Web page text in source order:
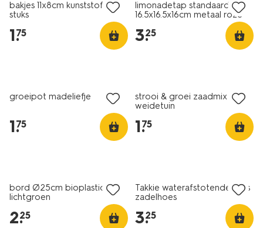
bakjes 11x8cm kunststof - 2
stuks
1.
75
limonadetap standaard
16.5x16.5x16cm metaal roze
3.
25
groeipot madeliefje
1.
75
strooi & groei zaadmix
weidetuin
1.
75
bord Ø25cm bioplastic
lichtgroen
2.
25
Takkie waterafstotende fiets
zadelhoes
3.
25